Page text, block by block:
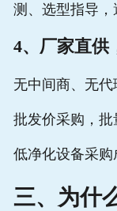
测、选型指导，
4、厂家直供
无中间商、无
批发价采购，
低净化设备采购
三、为什